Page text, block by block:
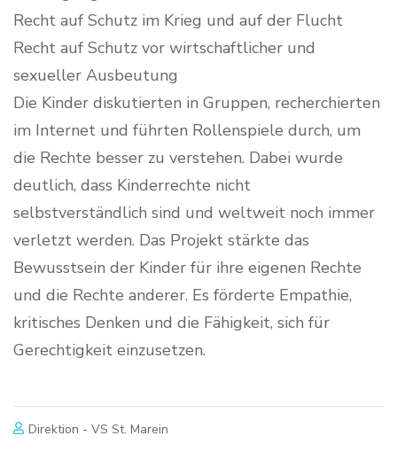
Recht auf Schutz im Krieg und auf der Flucht
Recht auf Schutz vor wirtschaftlicher und
sexueller Ausbeutung
Die Kinder diskutierten in Gruppen, recherchierten
im Internet und führten Rollenspiele durch, um
die Rechte besser zu verstehen. Dabei wurde
deutlich, dass Kinderrechte nicht
selbstverständlich sind und weltweit noch immer
verletzt werden. Das Projekt stärkte das
Bewusstsein der Kinder für ihre eigenen Rechte
und die Rechte anderer. Es förderte Empathie,
kritisches Denken und die Fähigkeit, sich für
Gerechtigkeit einzusetzen.
Direktion - VS St. Marein